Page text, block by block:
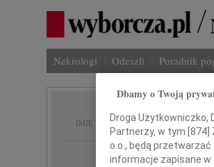
Nekrologi Odeszli Poradnik
IMIĘ I NAZWISKO: Ewa
REGION: Poznań
Dbamy o Twoją
Droga Użytkowniczko,
Partnerzy, w tym [ 874
o.o., będą przetwarzać
informacje zapisane